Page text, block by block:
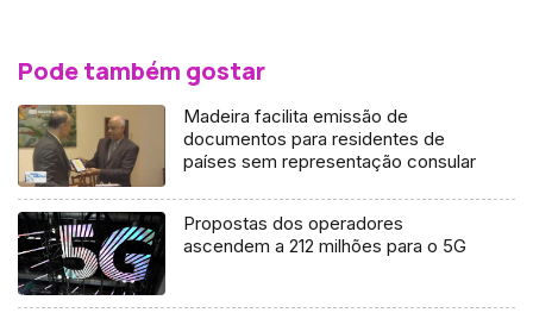
Pode também gostar
Madeira facilita emissão de
documentos para residentes de
países sem representação consular
Propostas dos operadores
ascendem a 212 milhões para o 5G